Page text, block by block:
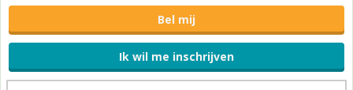
Bel mij
Ik wil me inschrijven